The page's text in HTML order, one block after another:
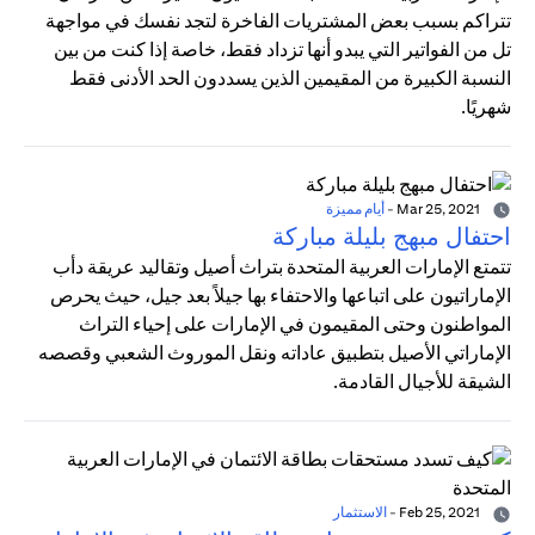
تتراكم بسبب بعض المشتريات الفاخرة لتجد نفسك في مواجهة
تل من الفواتير التي يبدو أنها تزداد فقط، خاصة إذا كنت من بين
النسبة الكبيرة من المقيمين الذين يسددون الحد الأدنى فقط
شهريًا.
- أيام مميزة
احتفال مبهج بليلة مباركة
تتمتع الإمارات العربية المتحدة بتراث أصيل وتقاليد عريقة دأب
الإماراتيون على اتباعها والاحتفاء بها جيلاً بعد جيل، حيث يحرص
المواطنون وحتى المقيمون في الإمارات على إحياء التراث
الإماراتي الأصيل بتطبيق عاداته ونقل الموروث الشعبي وقصصه
الشيقة للأجيال القادمة.
- الاستثمار